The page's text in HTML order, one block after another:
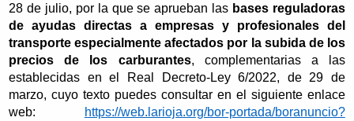
28 de julio, por la que se aprueban las bases reguladoras
de ayudas directas a empresas y profesionales del
transporte especialmente afectados por la subida de los
precios de los carburantes, complementarias a las
establecidas en el Real Decreto-Ley 6/2022, de 29 de
marzo, cuyo texto puedes consultar en el siguiente enlace
web:
https://web.larioja.org/bor-portada/boranuncio?